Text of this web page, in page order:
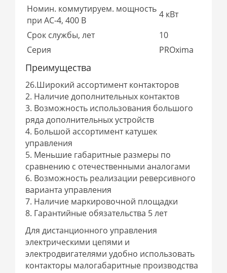
Номин. коммутируем. мощность
при AC-4, 400 В
4 кВт
Срок службы, лет
10
Серия
PROxima
Преимущества
26.Широкий ассортимент контакторов
2. Наличие дополнительных контактов
3. Возможность использования большого
ряда дополнительных устройств
4. Большой ассортимент катушек
управления
5. Меньшие габаритные размеры по
сравнению с отечественными аналогами
6. Возможность реализации реверсивного
варианта управления
7. Наличие маркировочной площадки
8. Гарантийные обязательства 5 лет
Для дистанционного управления
электрическими цепями и
электродвигателями удобно использовать
контакторы малогабаритные производства